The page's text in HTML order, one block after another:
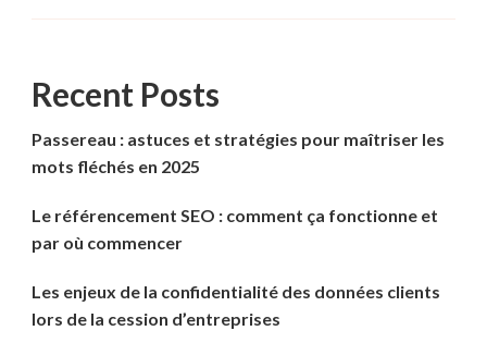
Recent Posts
Passereau : astuces et stratégies pour maîtriser les
mots fléchés en 2025
Le référencement SEO : comment ça fonctionne et
par où commencer
Les enjeux de la confidentialité des données clients
lors de la cession d’entreprises